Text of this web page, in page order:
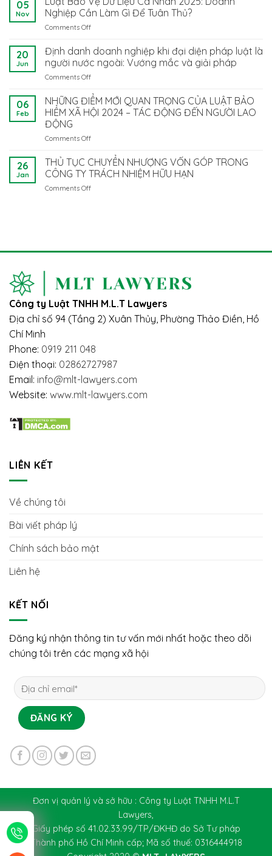
08/2026/TT-
BNV:
MỚI
TRONG
TRIỂN
ĐỒNG
LAO
VIỆT
NAM
05
Nov
Nghiệp Cần Làm Gì Để Tuân Thủ?
Comments Off
Bảo
Dữ
Nhân
2025:
Gì
Để
20
Jun
Định danh doanh nghiệp khi đại diện pháp luật là
người nước ngoài: Vướng mắc và giải pháp
Comments Off
danh
doanh
nghiệp
pháp
luật
giải
06
Feb
NHỮNG ĐIỂM MỚI QUAN TRỌNG CỦA LUẬT BẢO
HIỂM XÃ HỘI 2024 – TÁC ĐỘNG ĐẾN NGƯỜI LAO
ĐỘNG
Comments Off
ĐIỂM
MỚI
QUAN
HỘI
TÁC
ĐẾN
NGƯỜI
LAO
26
Jan
THỦ TỤC CHUYỂN NHƯỢNG VỐN GÓP TRONG
CÔNG TY TRÁCH NHIỆM HỮU HẠN
Comments Off
GÓP
TY
TRÁCH
NHIỆM
HẠN
Công ty Luật TNHH M.L.T Lawyers
Địa chỉ số 94 (Tầng 2) Xuân Thủy, Phường Thảo Điền, Hồ
Chí Minh
Phone: 0919 211 048
Điện thoại: 02862727987
Email: info@mlt-lawyers.com
Website: www.mlt-lawyers.com
LIÊN KẾT
Về chúng tôi
Bài viết pháp lý
Chính sách bảo mật
Liên hệ
KẾT NỐI
Đăng ký nhận thông tin tư vấn mới nhất hoặc theo dõi
chúng tôi trên các mạng xã hội
Đơn vị quản lý và sở hữu : Công ty Luật TNHH M.L.T
Lawyers,
Giấy phép số 41.02.33.99/TP/ĐKHĐ do Sở Tư pháp
Thành phố Hồ Chí Minh cấp; Mã số thuế: 0316444918